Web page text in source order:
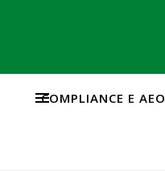
COMPLIANCE E AEO